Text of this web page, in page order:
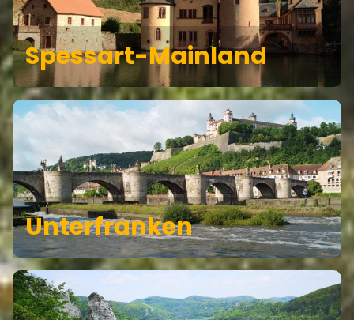
Spessart-Mainland
Unterfranken